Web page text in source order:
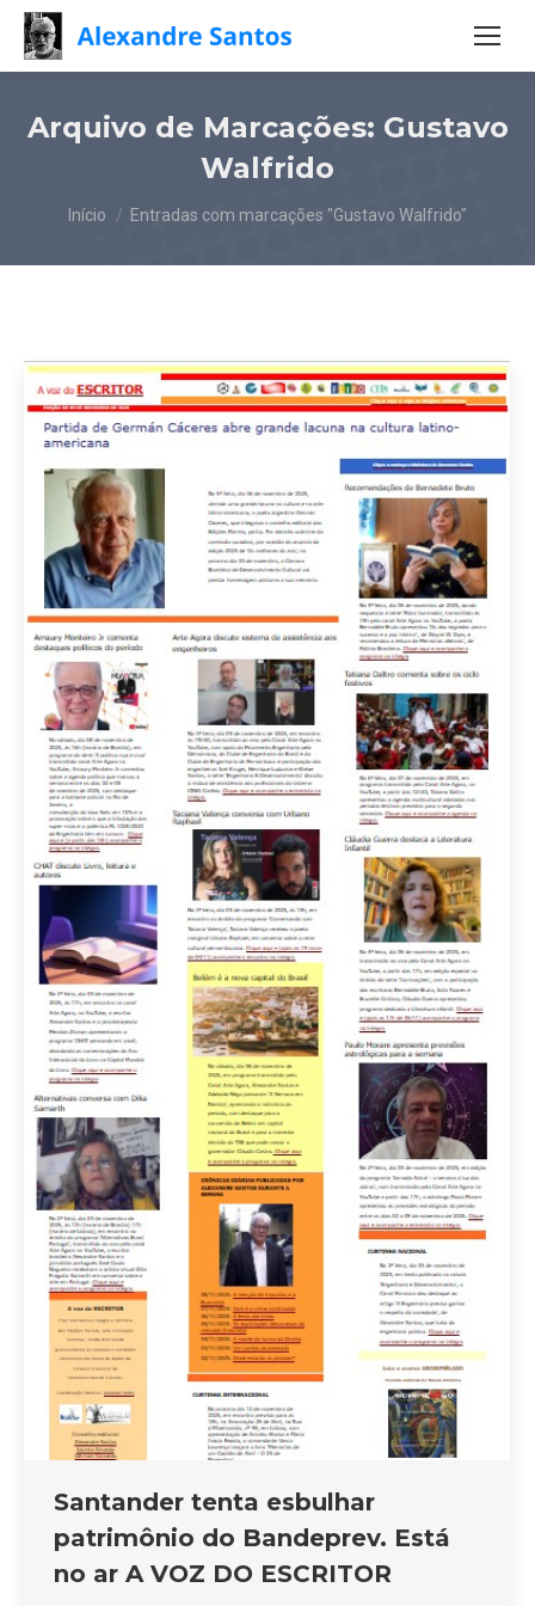
Arquivo de Marcações: Gustavo
Walfrido
Você está aqui:
Início Entradas com marcações "Gustavo Walfrido"
Santander tenta esbulhar
patrimônio do Bandeprev. Está
no ar A VOZ DO ESCRITOR